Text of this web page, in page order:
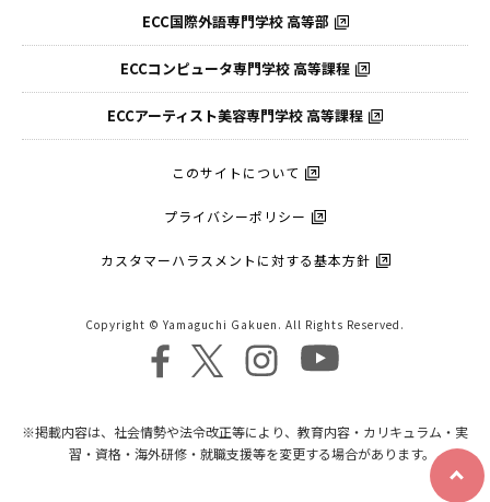
ECC国際外語専門学校 高等部
ECCコンピュータ専門学校 高等課程
ECCアーティスト美容専門学校 高等課程
このサイトについて
プライバシーポリシー
カスタマーハラスメントに対する基本方針
Copyright © Yamaguchi Gakuen. All Rights Reserved.
※掲載内容は、社会情勢や法令改正等により、教育内容・カリキュラム・実
習・資格・海外研修・就職支援等を変更する場合があります。